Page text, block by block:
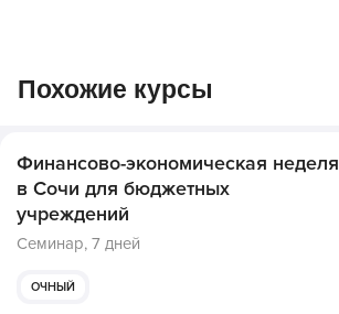
Похожие курсы
Финансово-экономическая неделя
в Сочи для бюджетных
учреждений
Семинар, 7 дней
ОЧНЫЙ